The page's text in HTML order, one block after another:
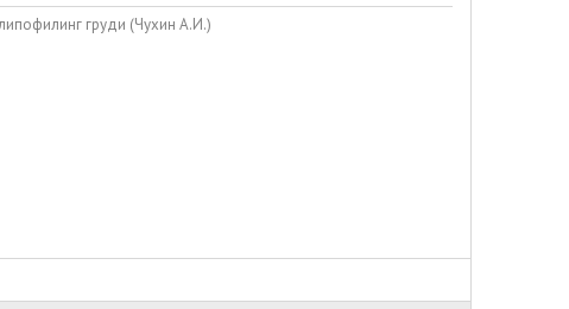
груди (Чухин А.И.)